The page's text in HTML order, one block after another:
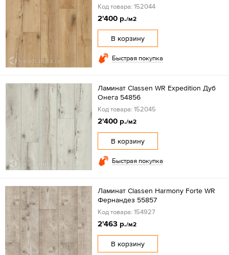
Код товара: 152044
2'400 р./м2
В корзину
Быстрая покупка
Ламинат Classen WR Expedition Дуб
Онега 54856
Код товара: 152045
2'400 р./м2
В корзину
Быстрая покупка
Ламинат Classen Harmony Forte WR
Фернандез 55857
Код товара: 154927
2'463 р./м2
В корзину